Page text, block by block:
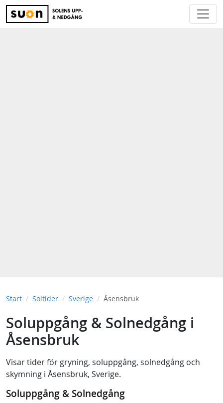
Start Soltider Sverige Åsensbruk
Soluppgång & Solnedgång i
Åsensbruk
Visar tider för gryning, soluppgång, solnedgång och
skymning i Åsensbruk, Sverige.
Soluppgång & Solnedgång